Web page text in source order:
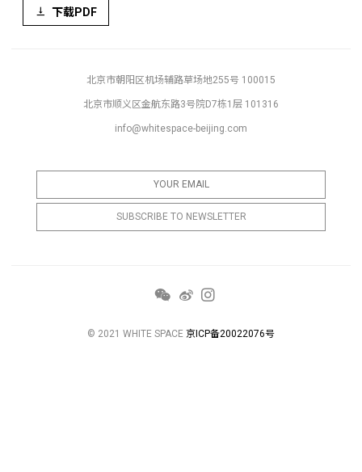
下载PDF
北京市朝阳区机场辅路草场地255号 100015
北京市顺义区金航东路3号院D7栋1层 101316
info@whitespace-beijing.com
© 2021 WHITE SPACE 京ICP备20022076号